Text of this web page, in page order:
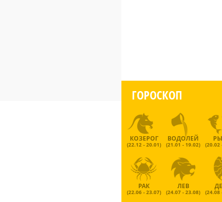
ГОРОСКОП
КОЗЕРОГ
(22.12 - 20.01)
ВОДОЛЕЙ
(21.01 - 19.02) (20.02
РАК
(22.06 - 23.07)
ЛЕВ
(24.07 - 23.08) (24.08